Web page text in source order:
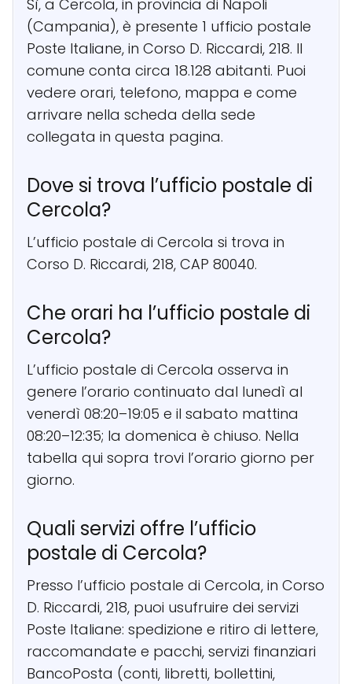
Sì, a Cercola, in provincia di Napoli
(Campania), è presente 1 ufficio postale
Poste Italiane, in Corso D. Riccardi, 218. Il
comune conta circa 18.128 abitanti. Puoi
vedere orari, telefono, mappa e come
arrivare nella scheda della sede
collegata in questa pagina.
Dove si trova l’ufficio postale di
Cercola?
L’ufficio postale di Cercola si trova in
Corso D. Riccardi, 218, CAP 80040.
Che orari ha l’ufficio postale di
Cercola?
L’ufficio postale di Cercola osserva in
genere l’orario continuato dal lunedì al
venerdì 08:20–19:05 e il sabato mattina
08:20–12:35; la domenica è chiuso. Nella
tabella qui sopra trovi l’orario giorno per
giorno.
Quali servizi offre l’ufficio
postale di Cercola?
Presso l’ufficio postale di Cercola, in Corso
D. Riccardi, 218, puoi usufruire dei servizi
Poste Italiane: spedizione e ritiro di lettere,
raccomandate e pacchi, servizi finanziari
BancoPosta (conti, libretti, bollettini,